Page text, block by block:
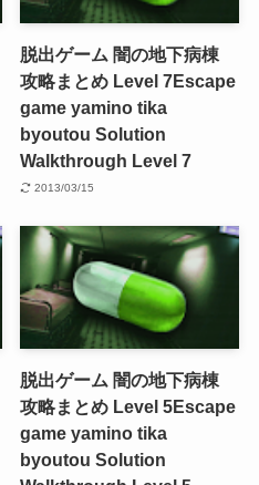
脱出ゲーム 闇の地下病棟
攻略まとめ Level 7Escape
game yamino tika
byoutou Solution
Walkthrough Level 7
2013/03/15
脱出ゲーム 闇の地下病棟
攻略まとめ Level 5Escape
game yamino tika
byoutou Solution